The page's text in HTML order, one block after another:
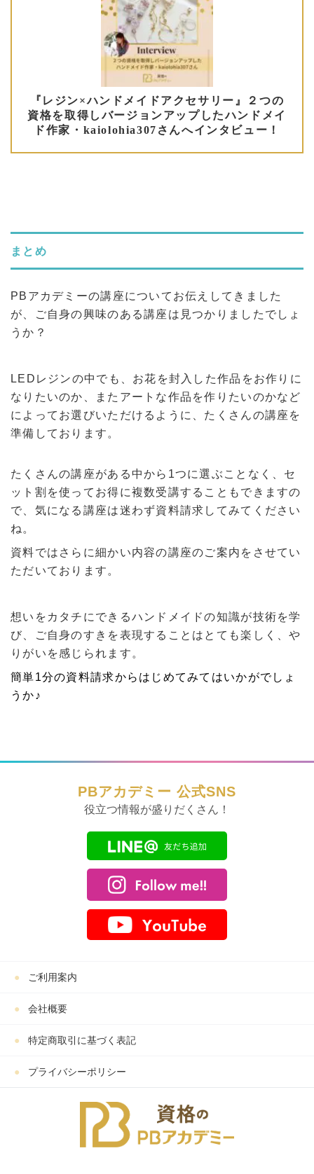
まとめ
PBアカデミーの講座についてお伝えしてきました
が、ご自身の興味のある講座は見つかりましたでしょ
うか？
LEDレジンの中でも、お花を封入した作品をお作りに
なりたいのか、またアートな作品を作りたいのかなど
によってお選びいただけるように、たくさんの講座を
準備しております。
たくさんの講座がある中から1つに選ぶことなく、セ
ット割を使ってお得に複数受講することもできますの
で、気になる講座は迷わず資料請求してみてください
ね。
資料ではさらに細かい内容の講座のご案内をさせてい
ただいております。
想いをカタチにできるハンドメイドの知識が技術を学
び、ご自身のすきを表現することはとても楽しく、や
りがいを感じられます。
簡単1分の資料請求からはじめてみてはいかがでしょ
うか♪
PBアカデミー 公式SNS
役立つ情報が盛りだくさん！
ご利用案内
会社概要
特定商取引に基づく表記
プライバシーポリシー